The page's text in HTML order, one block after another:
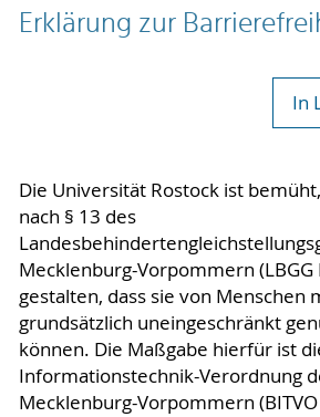
Erklärung zur
In
Die Universität Rostock ist
nach § 13 des
Mecklenburg-Vorpommern (LBGG
gestalten, dass sie von Menschen
grundsätzlich uneingeschränkt
können. Die Maßgabe hierfür ist
Informationstechnik-Verordnung
Mecklenburg-Vorpommern (BITVO